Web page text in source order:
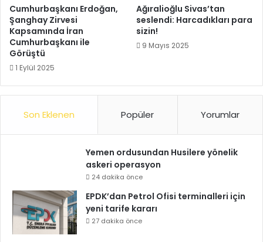
Cumhurbaşkanı Erdoğan,
Şanghay Zirvesi
Kapsamında İran
Cumhurbaşkanı ile
Görüştü
1 Eylül 2025
Ağıralioğlu Sivas’tan
seslendi: Harcadıkları para
sizin!
9 Mayıs 2025
Son Eklenen Popüler Yorumlar
Yemen ordusundan Husilere yönelik
askeri operasyon
24 dakika önce
EPDK’dan Petrol Ofisi terminalleri için
yeni tarife kararı
27 dakika önce